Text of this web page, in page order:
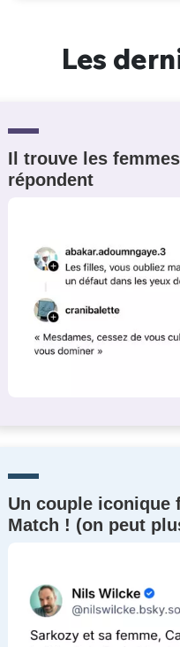
Les
Il trouve les
répondent
Un couple iconique
Match ! (on peut